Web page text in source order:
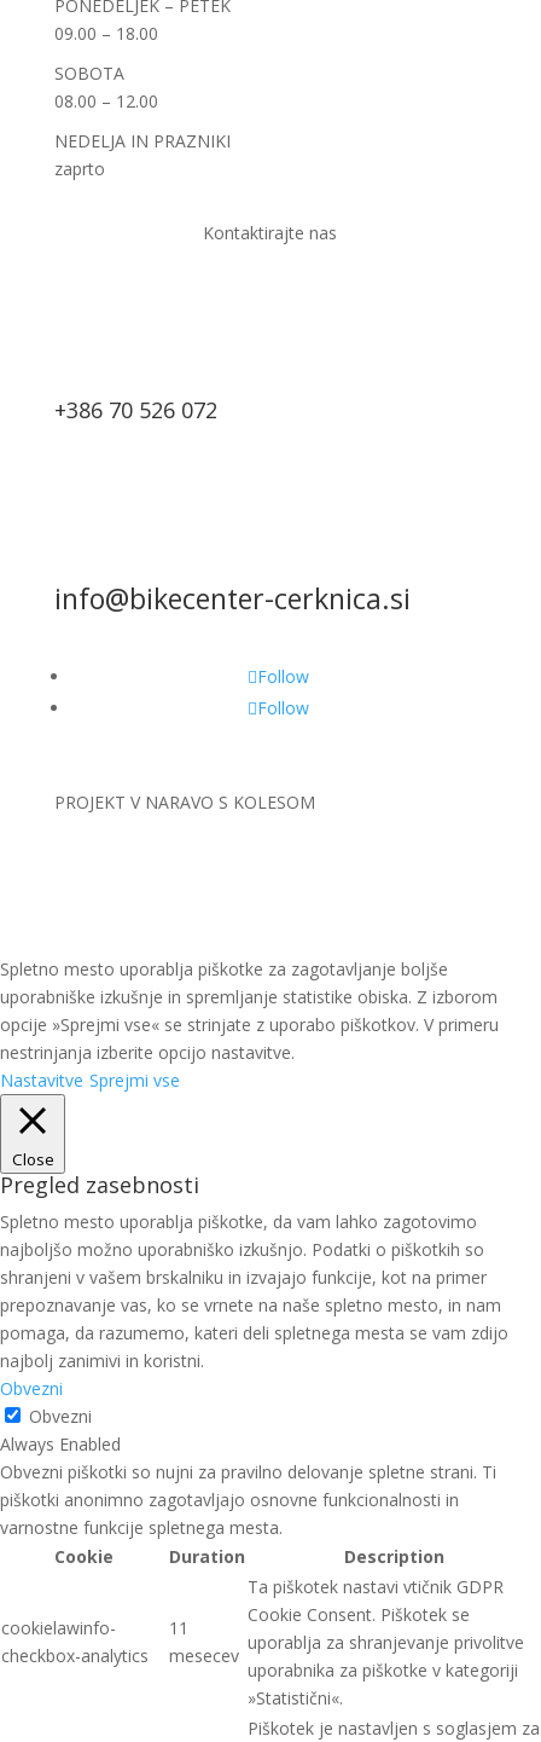
PONEDELJEK – PETEK
09.00 – 18.00
SOBOTA
08.00 – 12.00
NEDELJA IN PRAZNIKI
zaprto
Kontaktirajte nas
+386 70 526 072
info@bikecenter-cerknica.si
Follow
Follow
PROJEKT V NARAVO S KOLESOM
Spletno mesto uporablja piškotke za zagotavljanje boljše
uporabniške izkušnje in spremljanje statistike obiska. Z izborom
opcije »Sprejmi vse« se strinjate z uporabo piškotkov. V primeru
nestrinjanja izberite opcijo nastavitve.
Nastavitve Sprejmi vse
Close
Pregled zasebnosti
Spletno mesto uporablja piškotke, da vam lahko zagotovimo
najboljšo možno uporabniško izkušnjo. Podatki o piškotkih so
shranjeni v vašem brskalniku in izvajajo funkcije, kot na primer
prepoznavanje vas, ko se vrnete na naše spletno mesto, in nam
pomaga, da razumemo, kateri deli spletnega mesta se vam zdijo
najbolj zanimivi in koristni.
Obvezni
Obvezni
Always Enabled
Obvezni piškotki so nujni za pravilno delovanje spletne strani. Ti
piškotki anonimno zagotavljajo osnovne funkcionalnosti in
varnostne funkcije spletnega mesta.
Cookie
Duration Description
cookielawinfo-
checkbox-analytics
11
mesecev
Ta piškotek nastavi vtičnik GDPR
Cookie Consent. Piškotek se
uporablja za shranjevanje privolitve
uporabnika za piškotke v kategoriji
»Statistični«.
Piškotek je nastavljen s soglasjem za